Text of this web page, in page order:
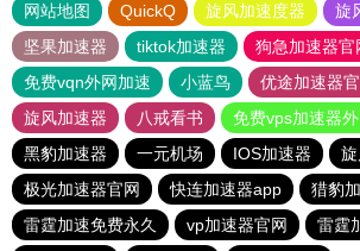
网站地图 QuickQ 旋风加速度器 旋
坚果加速器
tiktok加速器
狗急加速器官
免费vqn外网加速
小蓝鸟 优途加速器
旋风加速器
八戒看书
免费vps加速器
黑豹加速器
一元机场 IOS加速器
极光加速器官网
快连加速器app
猎豹
雷霆加速免费永久
vp加速器官网 雷霆